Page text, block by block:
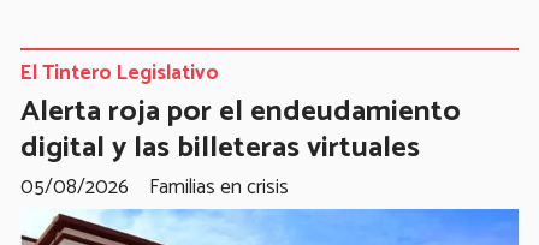
Alerta roja por el endeudamiento
digital y las billeteras virtuales
Familias en crisis
El Tintero Legislativo
05/08/2026